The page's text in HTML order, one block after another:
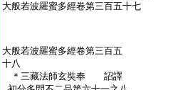
大般若波羅蜜多經卷第三百五十七
大般若波羅蜜多經卷第三百五
十八
＊三藏法師玄奘奉 詔譯